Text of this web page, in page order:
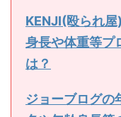
KENJI(殴られ
身長や体重等プ
は？
ジョーブログの